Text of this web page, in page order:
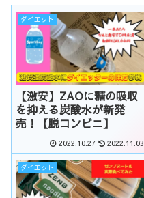
ダイエット
【激安】ZAOに糖の吸収
を抑える炭酸水が新発
売！【脱コンビニ】
2022.10.27 2022.11.03
ダイエット